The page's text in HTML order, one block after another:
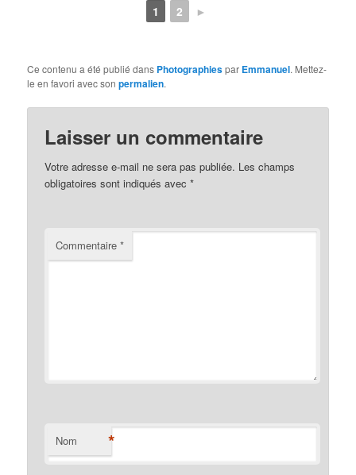
1 2 ►
Ce contenu a été publié dans Photographiespar Emmanuel. Mettez-
le en favori avec sonpermalien.
Laisser un commentaire
Votre adresse e-mail ne sera pas publiée. Les champs
obligatoires sont indiqués avec*
Commentaire*
Nom *